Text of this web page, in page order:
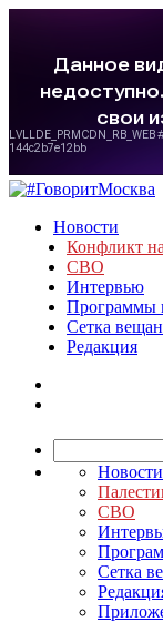
Новости
Конфликт
СВО
Интервью
Программы
Сетка
Редакция
Новости
СВО
Сетка